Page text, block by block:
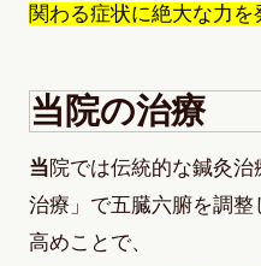
関わる症状に絶大な力を
当院の治療
当院では伝統的な鍼灸治
治療」で五臓六腑を調整
高めことで、